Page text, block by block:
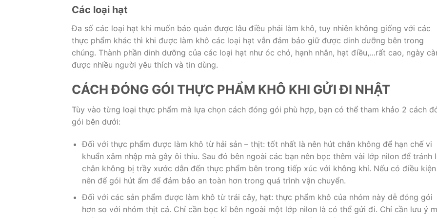
Các loại hạt
Đa số các loại hạt khi muốn bảo quản được lâu điều phải làm khô, tuy nhiên không giống với các
thực phẩm khác thì khi được làm khô các loại hạt vẫn đảm bảo giữ được dinh dưỡng bên trong
chúng. Thành phần dinh dưỡng của các loại hạt như óc chó, hạnh nhân, hạt điều,…rất cao, ngày
được nhiều người yêu thích và tin dùng.
CÁCH ĐÓNG GÓI THỰC PHẨM KHÔ KHI GỬI ĐI NHẬT
Tùy vào từng loại thực phẩm mà lựa chọn cách đóng gói phù hợp, bạn có thể tham khảo 2 cách
gói bên dưới:
Đối với thực phẩm được làm khô từ hải sản – thịt: tốt nhất là nên hút chân không để hạn chế vi
khuẩn xâm nhập mà gây ôi thiu. Sau đó bên ngoài các bạn nên bọc thêm vài lớp nilon để tránh
chân không bị trầy xước dẫn đến thực phẩm bên trong tiếp xúc với không khí. Nếu có điều kiện
nên để gói hút ẩm để đảm bảo an toàn hơn trong quá trình vận chuyển.
Đối với các sản phẩm được làm khô từ trái cây, hạt: thực phẩm khô của nhóm này dễ đóng gói
hơn so với nhóm thịt cá. Chỉ cần bọc kĩ bên ngoài một lớp nilon là có thể gửi đi. Chỉ cần lưu ý